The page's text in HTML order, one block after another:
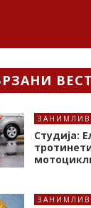
Студија: